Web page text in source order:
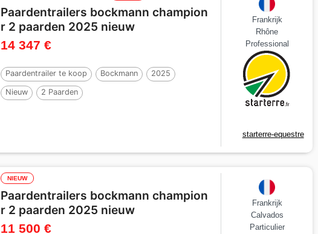
Paardentrailers bockmann champion
r 2 paarden 2025 nieuw
14 347 €
Paardentrailer te koop Bockmann 2025
Nieuw 2 Paarden
Frankrijk
Rhône
Professional
starterre-equestre
NIEUW
Paardentrailers bockmann champion
r 2 paarden 2025 nieuw
11 500 €
Frankrijk
Calvados
Particulier